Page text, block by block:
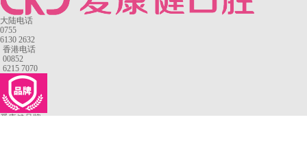
大陆电话
0755
6130 2632
香港电话
00852
6215 7070
爱康健品牌